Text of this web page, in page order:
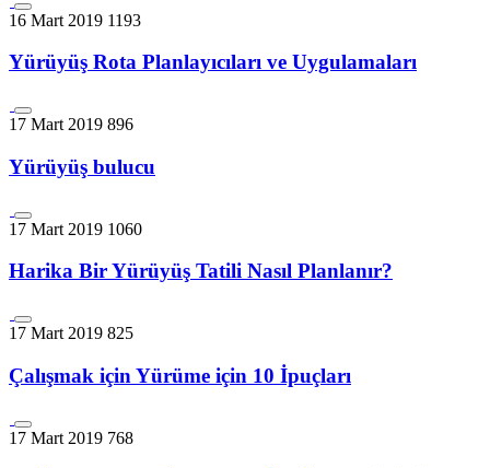
16 Mart 2019 1193
Yürüyüş Rota Planlayıcıları ve Uygulamaları
17 Mart 2019 896
Yürüyüş bulucu
17 Mart 2019 1060
Harika Bir Yürüyüş Tatili Nasıl Planlanır?
17 Mart 2019 825
Çalışmak için Yürüme için 10 İpuçları
17 Mart 2019 768